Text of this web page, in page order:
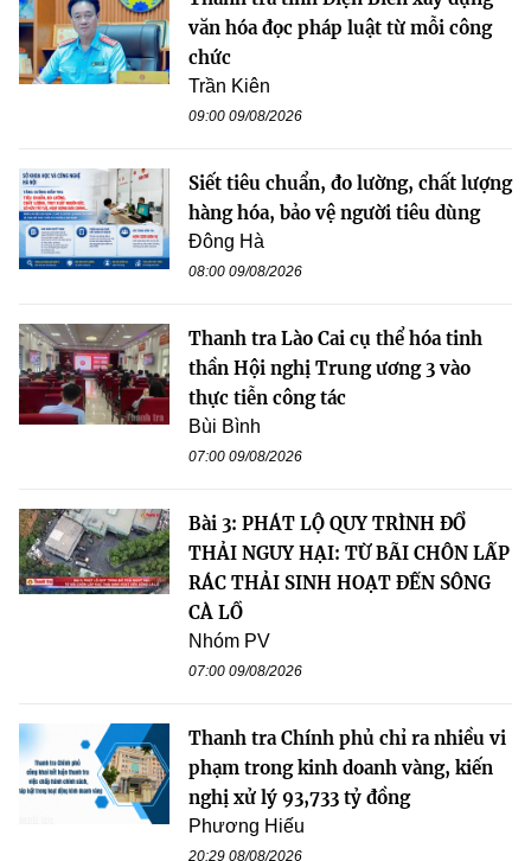
văn hóa đọc pháp luật từ mỗi công
chức
Trần Kiên
09:00 09/08/2026
Siết tiêu chuẩn, đo lường, chất lượng
hàng hóa, bảo vệ người tiêu dùng
Đông Hà
08:00 09/08/2026
Thanh tra Lào Cai cụ thể hóa tinh
thần Hội nghị Trung ương 3 vào
thực tiễn công tác
Bùi Bình
07:00 09/08/2026
Bài 3: PHÁT LỘ QUY TRÌNH ĐỔ
THẢI NGUY HẠI: TỪ BÃI CHÔN LẤP
RÁC THẢI SINH HOẠT ĐẾN SÔNG
CÀ LỒ
Nhóm PV
07:00 09/08/2026
Thanh tra Chính phủ chỉ ra nhiều vi
phạm trong kinh doanh vàng, kiến
nghị xử lý 93,733 tỷ đồng
Phương Hiếu
20:29 08/08/2026